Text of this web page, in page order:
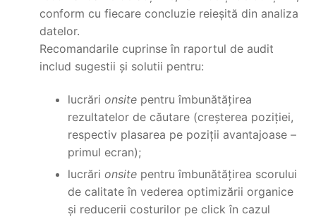
conform cu fiecare concluzie reieșită din analiza
datelor.
Recomandarile cuprinse în raportul de audit
includ sugestii și solutii pentru:
lucrări onsite pentru îmbunătățirea
rezultatelor de căutare (creșterea poziției,
respectiv plasarea pe poziții avantajoase –
primul ecran);
lucrări onsite pentru îmbunătățirea scorului
de calitate în vederea optimizării organice
și reducerii costurilor pe click în cazul